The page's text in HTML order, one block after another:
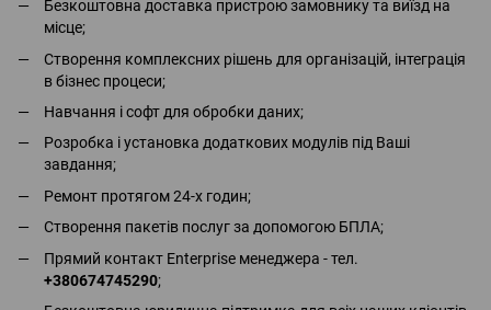
Безкоштовна доставка пристрою замовнику та виїзд на
місце;
Створення комплексних рішень для організацій, інтеграція
в бізнес процеси;
Навчання і софт для обробки даних;
Розробка і установка додаткових модулів під Ваші
завдання;
Ремонт протягом 24-х годин;
Створення пакетів послуг за допомогою БПЛА;
Прямий контакт Enterprise менеджера - тел.
+380674745290;